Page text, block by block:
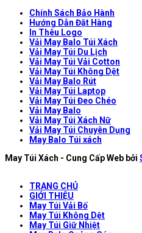
Chính Sách Bảo Hành
Hướng Dẫn Đặt Hàng
In Thêu Logo
Vải May Balo Túi Xách
Vải May Túi Du Lịch
Vải May Túi Vải Cotton
Vải May Túi Không Dệt
Vải May Balo Rút
Vải May Túi Laptop
Vải May Túi Đeo Chéo
Vải May Balo
Vải May Túi Xách Nữ
Vải May Túi Chuyên Dụng
May Balo Túi xách
May Túi Xách - Cung Cấp Web bởi
TRANG CHỦ
GIỚI THIỆU
May Túi Vải Bố
May Túi Không Dệt
May Túi Giữ Nhiệt